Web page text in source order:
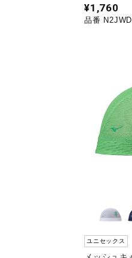
¥1,760
品番
ユニセックス